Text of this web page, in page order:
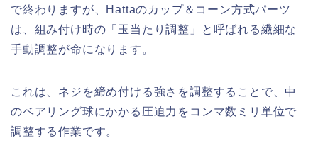
で終わりますが、Hattaのカップ＆コーン方式パーツ
は、組み付け時の「玉当たり調整」と呼ばれる繊細な
手動調整が命になります。
これは、ネジを締め付ける強さを調整することで、中
のベアリング球にかかる圧迫力をコンマ数ミリ単位で
調整する作業です。